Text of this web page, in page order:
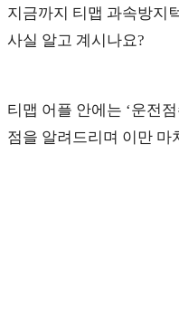
지금까지 티맵 과속방지
사실 알고 계시나요?
티맵 어플 안에는 ‘운전
점을 알려드리며 이만 마